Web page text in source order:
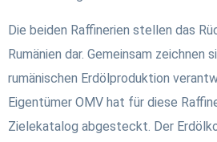
Die beiden Raffinerien stellen das
Rumänien dar. Gemeinsam zeichnen
rumänischen Erdölproduktion
Eigentümer OMV hat für diese
Zielekatalog abgesteckt. Der